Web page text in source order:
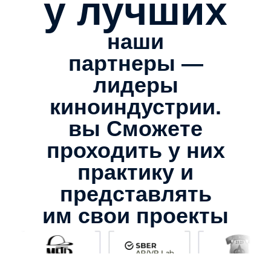
у лучших
наши
партнеры —
лидеры
киноиндустрии.
вы Сможете
проходить у них
практику и
представлять
им свои проекты
высшее
образование
Мы собрали лучший российский и мировой
опыт кинообразования